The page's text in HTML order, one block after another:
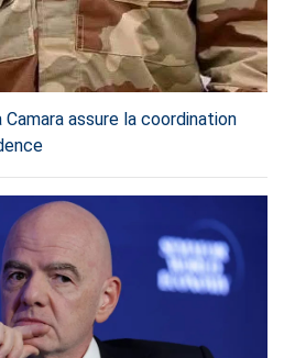
Camara assure la coordination